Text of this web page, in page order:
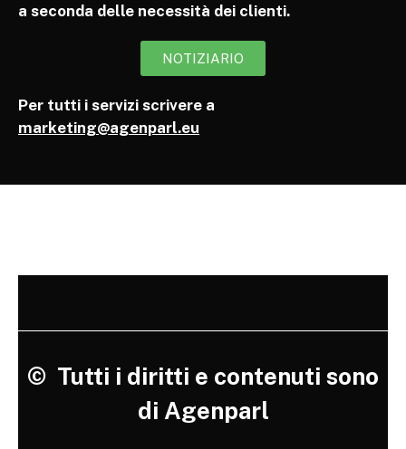
a seconda delle necessità dei clienti.
NOTIZIARIO
Per tutti i servizi scrivere a
marketing@agenparl.eu
© Tutti i diritti e contenuti sono
di Agenparl